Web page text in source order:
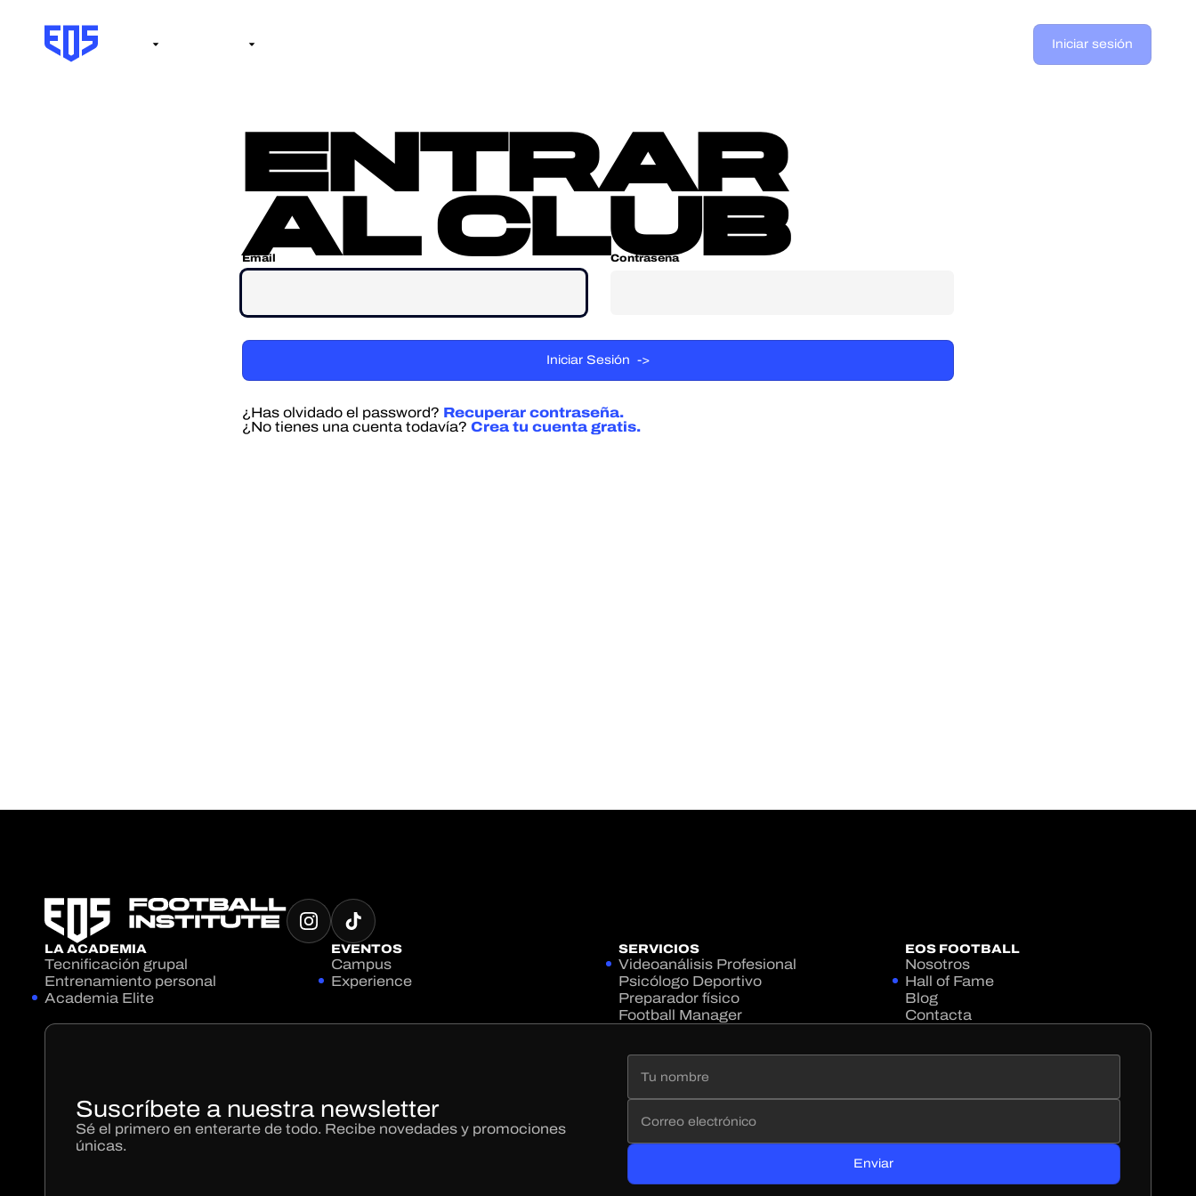
Iniciar sesión
entrar
al club
Email Contraseña
¿Has olvidado el password? Recuperar contraseña.
¿No tienes una cuenta todavía? Crea tu cuenta gratis.
LA ACADEMIA
Tecnificación grupal
Entrenamiento personal
Academia Elite
EVENTOS
Campus
Experience
SERVICIOS
Videoanálisis Profesional
Psicólogo Deportivo
Preparador físico
Football Manager
EOS FOOTBALL
Nosotros
Hall of Fame
Blog
Contacta
Suscríbete a nuestra newsletter
Sé el primero en enterarte de todo. Recibe novedades y promociones
únicas.